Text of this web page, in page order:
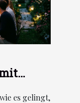
es gelingt,